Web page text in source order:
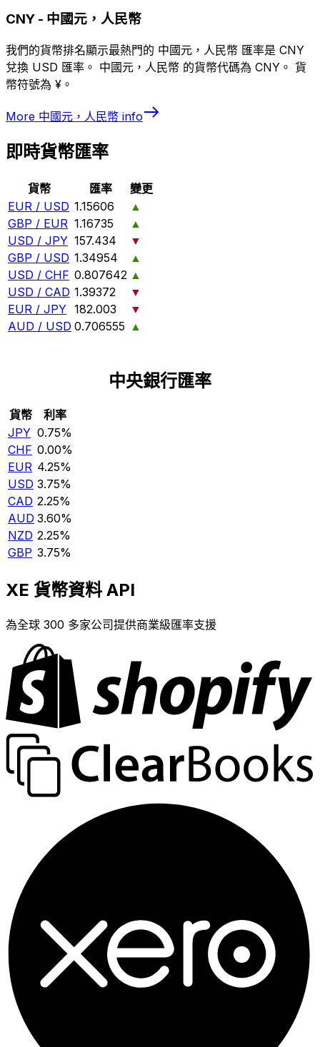
CNY - 中國元，人民幣
我們的貨幣排名顯示最熱門的 中國元，人民幣 匯率是 CNY
兌換 USD 匯率。 中國元，人民幣 的貨幣代碼為 CNY。 貨
幣符號為 ¥。
More 中國元，人民幣 info
即時貨幣匯率
貨幣 匯率
變更
EUR / USD 1.15606
▲
GBP / EUR 1.16735
▲
USD / JPY 157.434
▼
GBP / USD 1.34954
▲
USD / CHF 0.807642 ▲
USD / CAD 1.39372
▼
EUR / JPY 182.003
▼
AUD / USD 0.706555 ▲
中央銀行匯率
貨幣
利率
JPY 0.75%
CHF 0.00%
EUR 4.25%
USD 3.75%
CAD 2.25%
AUD 3.60%
NZD 2.25%
GBP 3.75%
XE 貨幣資料 API
為全球 300 多家公司提供商業級匯率支援